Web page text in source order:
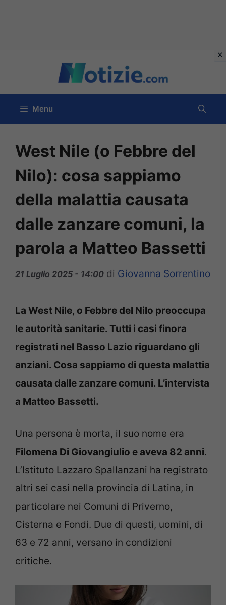
contenuto
Menu
West Nile (o Febbre del
Nilo): cosa sappiamo
della malattia causata
dalle zanzare comuni, la
parola a Matteo Bassetti
21 Luglio 2025 - 14:00 di Giovanna Sorrentino
La West Nile, o Febbre del Nilo preoccupa
le autorità sanitarie. Tutti i casi finora
registrati nel Basso Lazio riguardano gli
anziani. Cosa sappiamo di questa malattia
causata dalle zanzare comuni. L’intervista
a Matteo Bassetti.
Una persona è morta, il suo nome era
Filomena Di Giovangiulio e aveva 82 anni.
L’Istituto Lazzaro Spallanzani ha registrato
altri sei casi nella provincia di Latina, in
particolare nei Comuni di Priverno,
Cisterna e Fondi. Due di questi, uomini, di
63 e 72 anni, versano in condizioni
critiche.